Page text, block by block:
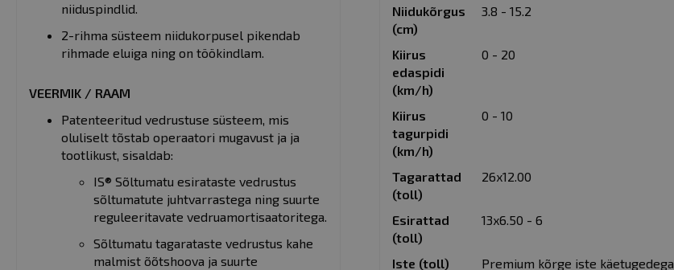
niiduspindlid.
2-rihma süsteem niidukorpusel pikendab
rihmade eluiga ning on töökindlam.
VEERMIK / RAAM
Patenteeritud vedrustuse süsteem, mis
oluliselt tõstab operaatori mugavust ja ja
tootlikust, sisaldab:
IS® Sõltumatu esirataste vedrustus
sõltumatute juhtvarrastega ning suurte
reguleeritavate vedruamortisaatoritega.
Sõltumatu tagarataste vedrustus kahe
malmist õõtshoova ja suurte
Niidukõrgus
(cm)
3.8 - 15.2
Kiirus
edaspidi
(km/h)
0 - 20
Kiirus
tagurpidi
(km/h)
0 - 10
Tagarattad
(toll)
26x12.00
Esirattad
(toll)
13x6.50 - 6
Iste (toll)
Premium kõrge iste käetugedega